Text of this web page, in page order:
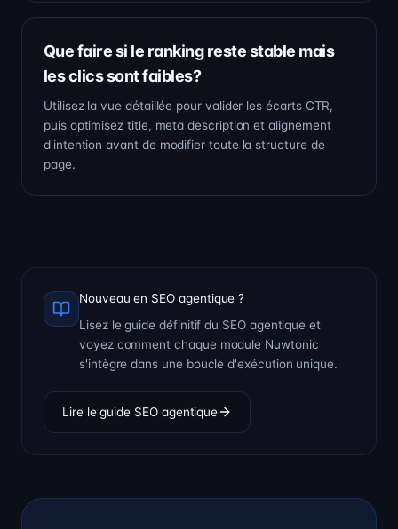
Que faire si le ranking reste stable mais
les clics sont faibles?
Utilisez la vue détaillée pour valider les écarts CTR,
puis optimisez title, meta description et alignement
d'intention avant de modifier toute la structure de
page.
Nouveau en SEO agentique ?
Lisez le guide définitif du SEO agentique et
voyez comment chaque module Nuwtonic
s'intègre dans une boucle d'exécution unique.
Lire le guide SEO agentique